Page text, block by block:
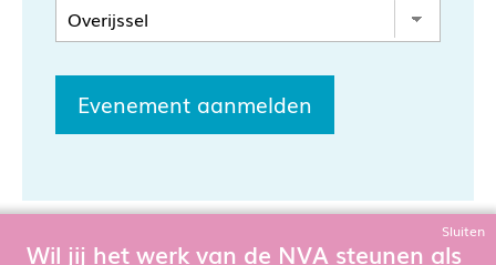
Evenement aanmelden
Sluiten
Wil jij het werk van de NVA steunen als